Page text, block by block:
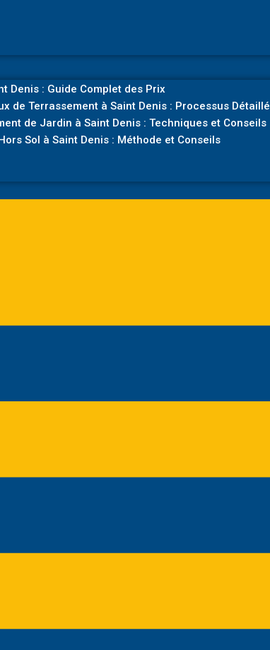
Denis : Guide Complet des Prix
de Terrassement à Saint Denis : Processus Détaillé
de Jardin à Saint Denis : Techniques et Conseils
Sol à Saint Denis : Méthode et Conseils